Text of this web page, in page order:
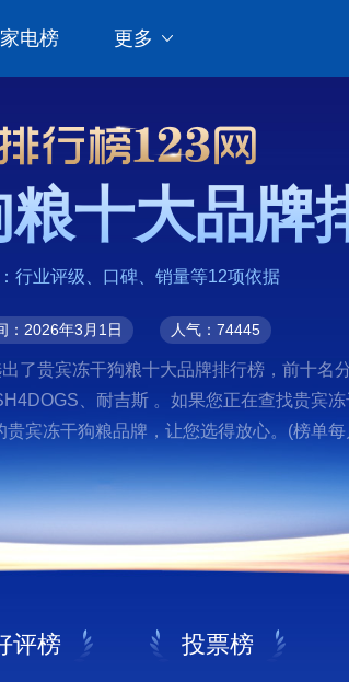
家电榜 更多
十大品牌
行业评级、口碑、销量等12项依据
：2026年3月1日 人气：74445
贵宾冻干狗粮十大品牌排行榜，前十名
、耐吉斯 。如果您正在查找贵宾
宾冻干狗粮品牌，让您选得放心。(榜单
评榜 投票榜